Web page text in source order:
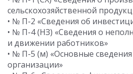
сельскохозяйственной
• № П-2 «Сведения об
• № П-4 (НЗ) «Сведения о
и движении работников»
• № П-5 (м) «Основные
организации»